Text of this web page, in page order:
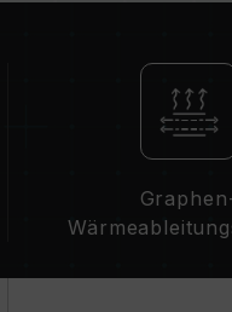
2.0 (Intel) nicht
(JEDEC-
ein typisches
muss vom Benutzer
von den
(wie z. B.
zur Instabilität